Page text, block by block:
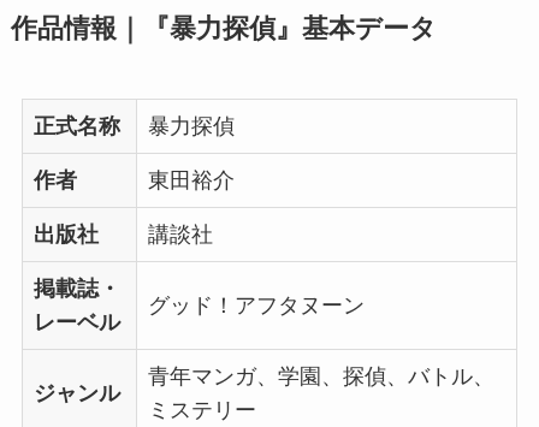
作品情報｜『暴力探偵』基本データ
正式名称 暴力探偵
作者 東田裕介
出版社 講談社
掲載誌・
レーベル
グッド！アフタヌーン
ジャンル
青年マンガ、学園、探偵、バトル、
ミステリー